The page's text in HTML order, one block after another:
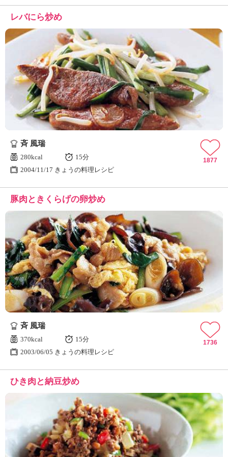
レバにら炒め
斉 風瑞
280kcal
15分
2004/11/17 きょうの料理レシピ
1877
豚肉ときくらげの卵炒め
斉 風瑞
370kcal
15分
2003/06/05 きょうの料理レシピ
1736
ひき肉と納豆炒め